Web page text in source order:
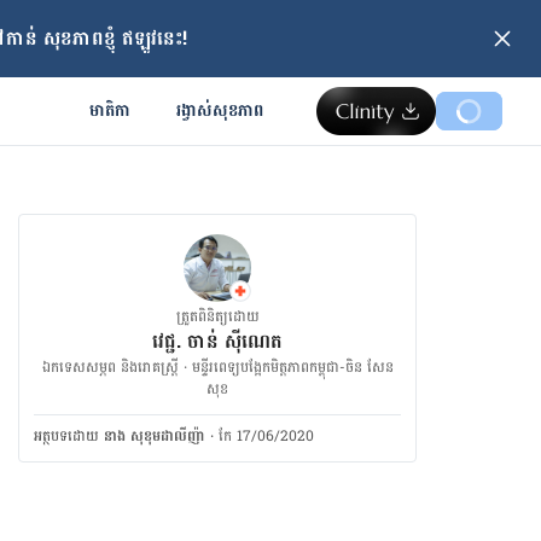
ន់ សុខភាពខ្ញុំ ឥឡូវនេះ!
មាតិកា រង្វាស់​សុខភាព
ត្រួតពិនិត្យដោយ
វេជ្ជ. ចាន់ ស៊ីណេត
ឯកទេសសម្ភព និងរោគស្ត្រី · ម​ន្ទីរពេទ្យបង្អែកមិត្តភាពកម្ពុជា-ចិន សែន
សុខ
អត្ថបទ​ដោយ នាង សុខុមដាលីញ៉ា ·កែ 17/06/2020